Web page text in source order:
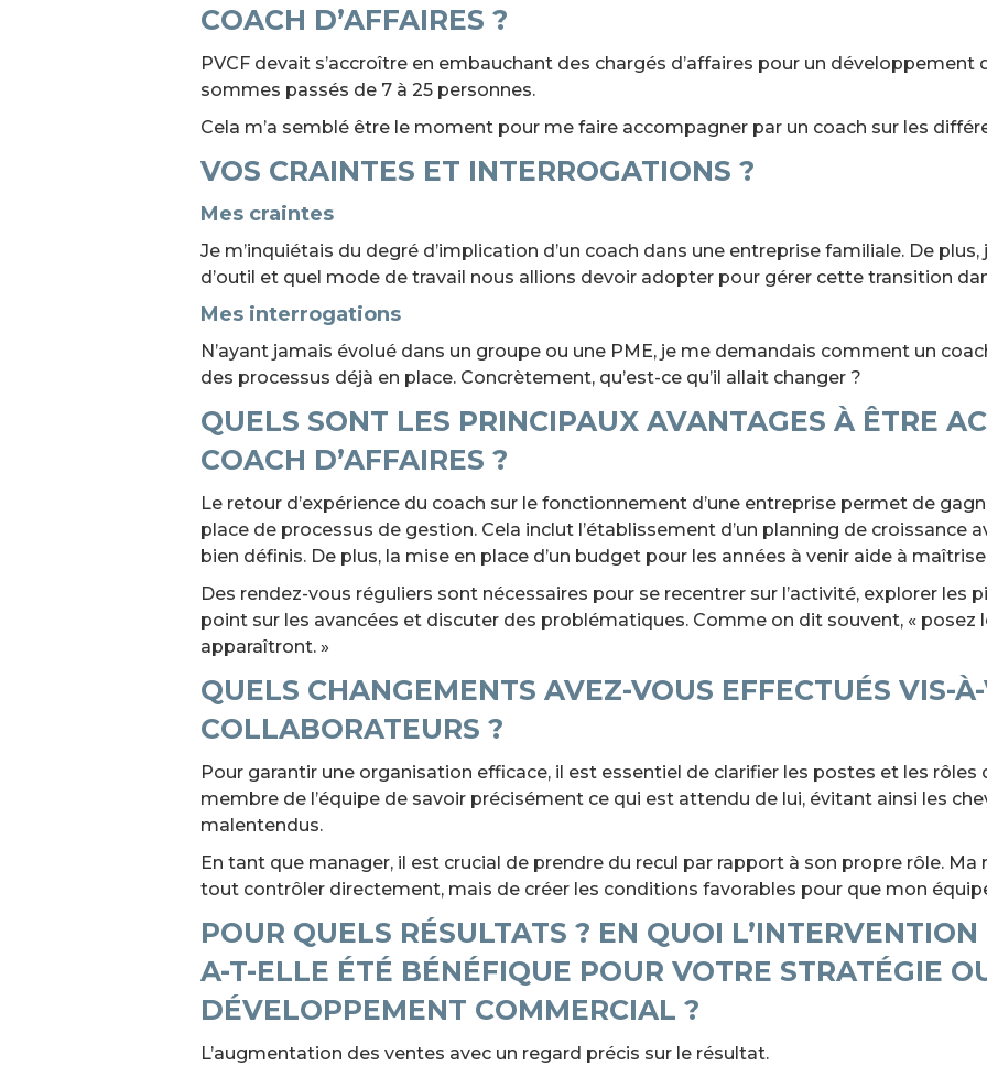
COACH D’AFFAIRES ?
PVCF devait s’accroître en embauchant des chargés d’affaires pour un développement
sommes passés de 7 à 25 personnes.
Cela m’a semblé être le moment pour me faire accompagner par un coach sur les
VOS CRAINTES ET INTERROGATIONS ?
Mes craintes
Je m’inquiétais du degré d’implication d’un coach dans une entreprise familiale. De
d’outil et quel mode de travail nous allions devoir adopter pour gérer cette transition
Mes interrogations
N’ayant jamais évolué dans un groupe ou une PME, je me demandais comment un
des processus déjà en place. Concrètement, qu’est-ce qu’il allait changer ?
QUELS SONT LES PRINCIPAUX AVANTAGES À ÊTRE
COACH D’AFFAIRES ?
Le retour d’expérience du coach sur le fonctionnement d’une entreprise permet de
place de processus de gestion. Cela inclut l’établissement d’un planning de croissance
bien définis. De plus, la mise en place d’un budget pour les années à venir aide à
Des rendez-vous réguliers sont nécessaires pour se recentrer sur l’activité, explorer les
point sur les avancées et discuter des problématiques. Comme on dit souvent, «
apparaîtront. »
QUELS CHANGEMENTS AVEZ-VOUS EFFECTUÉS VIS-
COLLABORATEURS ?
Pour garantir une organisation efficace, il est essentiel de clarifier les postes et les rôles
membre de l’équipe de savoir précisément ce qui est attendu de lui, évitant ainsi les
malentendus.
En tant que manager, il est crucial de prendre du recul par rapport à son propre rôle. Ma
tout contrôler directement, mais de créer les conditions favorables pour que mon
POUR QUELS RÉSULTATS ? EN QUOI
A-T-ELLE ÉTÉ BÉNÉFIQUE POUR VOTRE STRATÉGIE
DÉVELOPPEMENT COMMERCIAL ?
L’augmentation des ventes avec un regard précis sur le résultat.